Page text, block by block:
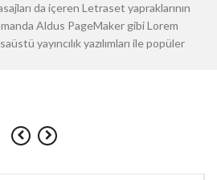
da içeren Letraset yapraklarının
Aldus PageMaker gibi Lorem
yayıncılık yazılımları ile popüler